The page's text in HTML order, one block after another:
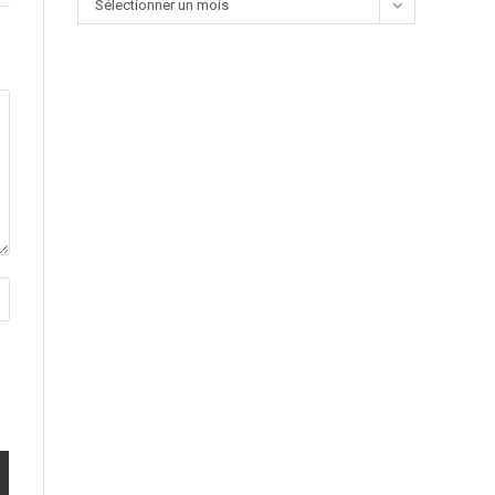
Sélectionner un mois